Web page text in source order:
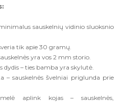
sauskelnių vidinio sluoksnio
tik apie 30 gramų.
yra vos 2 mm storio.
– ties bamba yra skylutė.
– sauskelnės švelniai priglunda prie
aplink kojas – sauskelnės,